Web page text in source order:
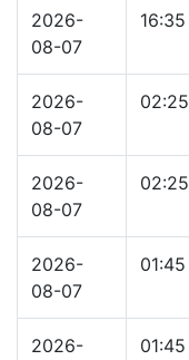
2026-
08-07
16:35
2026-
08-07
02:25
2026-
08-07
02:25
2026-
08-07
01:45
2026-
01:45